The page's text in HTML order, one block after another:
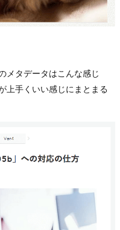
メタデータはこんな感じ
上手くいい感じにまとまる